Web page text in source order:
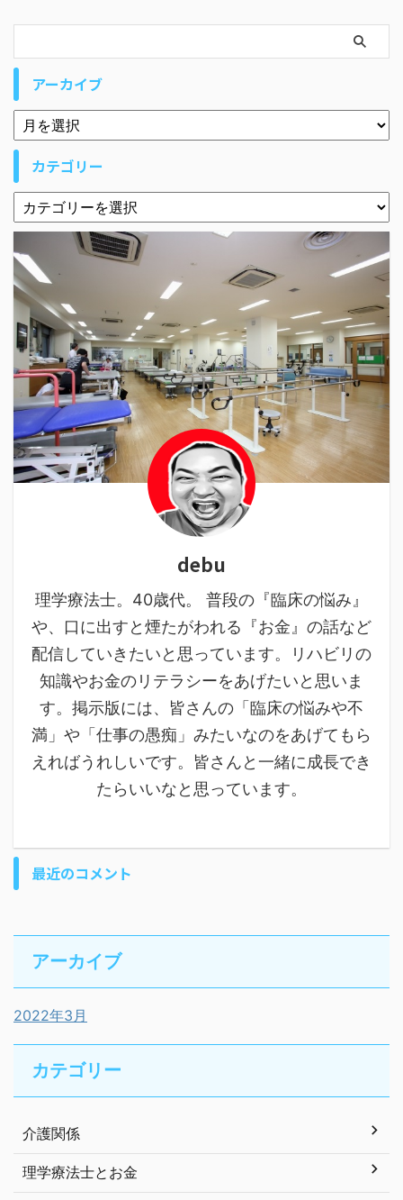
アーカイブ
カテゴリー
debu
理学療法士。40歳代。 普段の『臨床の悩み』
や、口に出すと煙たがわれる『お金』の話など
配信していきたいと思っています。リハビリの
知識やお金のリテラシーをあげたいと思いま
す。掲示版には、皆さんの「臨床の悩みや不
満」や「仕事の愚痴」みたいなのをあげてもら
えればうれしいです。皆さんと一緒に成長でき
たらいいなと思っています。
最近のコメント
アーカイブ
2022年3月
カテゴリー
介護関係
理学療法士とお金